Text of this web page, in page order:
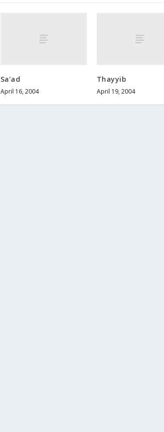
Sa’ad
April 16, 2004
Thayyib
April 19, 2004